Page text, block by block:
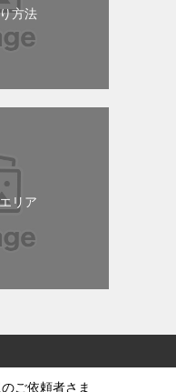
方法
リア
ご依頼者さま